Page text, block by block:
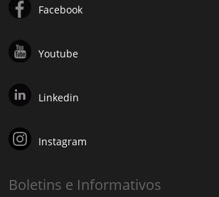
Facebook
Youtube
Linkedin
Instagram
Boletins e Informativos